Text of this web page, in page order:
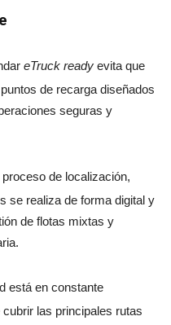
eTruck ready evita que
de recarga diseñados
seguras y
proceso de localización,
se realiza de forma digital y
de flotas mixtas y
está en constante
las principales rutas